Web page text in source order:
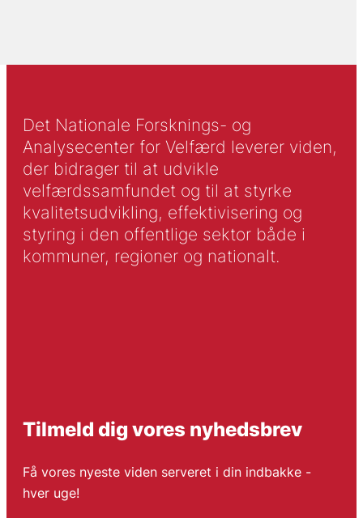
Det Nationale Forsknings- og
Analysecenter for Velfærd leverer viden,
der bidrager til at udvikle
velfærdssamfundet og til at styrke
kvalitetsudvikling, effektivisering og
styring i den offentlige sektor både i
kommuner, regioner og nationalt.
Tilmeld dig vores nyhedsbrev
Få vores nyeste viden serveret i din indbakke -
hver uge!